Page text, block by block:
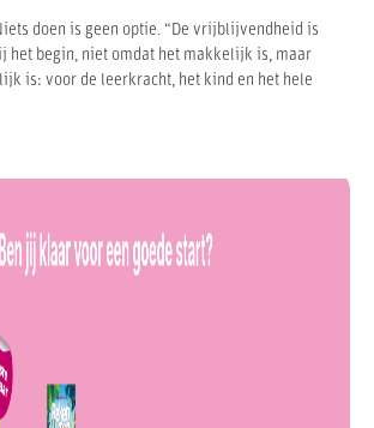
doen is geen optie. “De vrijblijvendheid is
het begin, niet omdat het makkelijk is, maar
is: voor de leerkracht, het kind en het hele